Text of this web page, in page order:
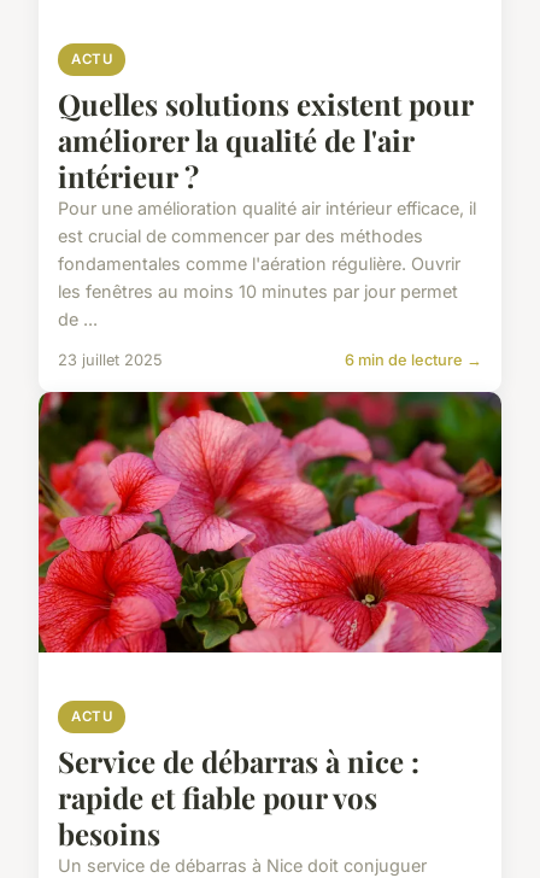
ACTU
Quelles solutions existent pour
améliorer la qualité de l'air
intérieur ?
Pour une amélioration qualité air intérieur efficace, il
est crucial de commencer par des méthodes
fondamentales comme l'aération régulière. Ouvrir
les fenêtres au moins 10 minutes par jour permet
de ...
23 juillet 2025 6 min de lecture →
ACTU
Service de débarras à nice :
rapide et fiable pour vos
besoins
Un service de débarras à Nice doit conjuguer